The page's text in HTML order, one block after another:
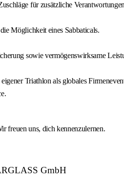
für zusätzliche
Möglichkeit eines Sabbaticals.
sowie vermögenswirksame
Triathlon als globales
freuen uns, dich kennenzulernen.
GmbH